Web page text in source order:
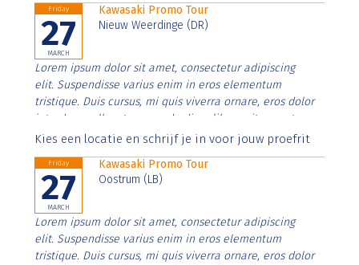
Friday
27
MARCH
Kawasaki Promo Tour
Nieuw Weerdinge (DR)
Lorem ipsum dolor sit amet, consectetur adipiscing
elit. Suspendisse varius enim in eros elementum
tristique. Duis cursus, mi quis viverra ornare, eros dolor
interdum nulla, ut commodo diam libero vitae erat.
Aenean faucibus nibh et justo cursus id rutrum lorem
Kies een locatie en schrijf je in voor jouw proefrit
Friday
27
MARCH
Kawasaki Promo Tour
Oostrum (LB)
Lorem ipsum dolor sit amet, consectetur adipiscing
elit. Suspendisse varius enim in eros elementum
tristique. Duis cursus, mi quis viverra ornare, eros dolor